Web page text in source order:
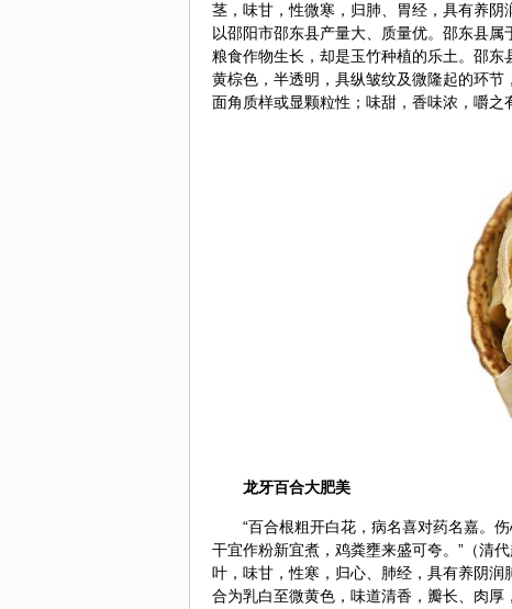
茎，味甘，性微寒，归肺、胃经，具有养阴
以邵阳市邵东县产量大、质量优。邵东县
粮食作物生长，却是玉竹种植的乐土。邵东
黄棕色，半透明，具纵皱纹及微隆起的环
面角质样或显颗粒性；味甜，香味浓，嚼之
龙牙百合大肥美
“百合根粗开白花，病名喜对药名嘉。
干宜作粉新宜煮，鸡粪壅来盛可夸。”（清
叶，味甘，性寒，归心、肺经，具有养阴
合为乳白至微黄色，味道清香，瓣长、肉